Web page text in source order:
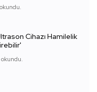
Cihazı Hamilelik